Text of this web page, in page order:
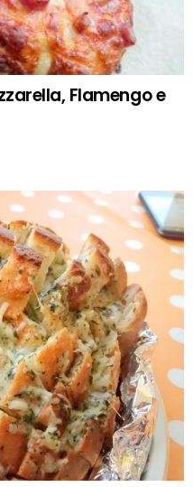
Flamengo e